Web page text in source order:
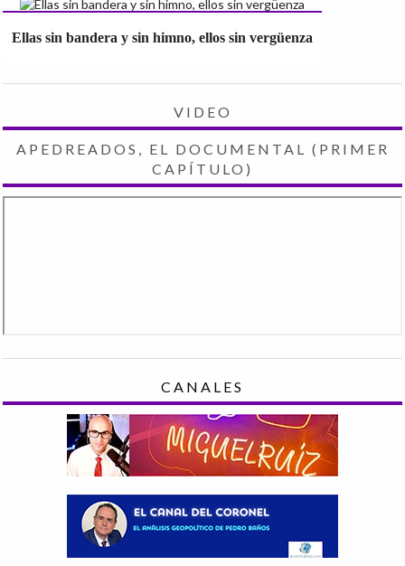
Ellas sin bandera y sin himno, ellos sin vergüenza
VIDEO
APEDREADOS, EL DOCUMENTAL (PRIMER
CAPÍTULO)
CANALES